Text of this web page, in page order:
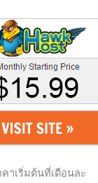
คาเริ่มต้นที่เดือนละ